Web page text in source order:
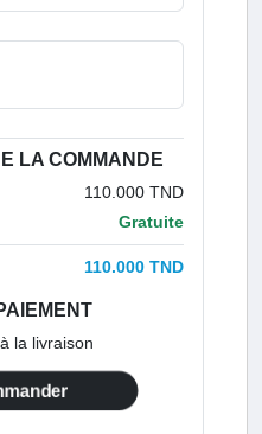
LA COMMANDE
110.000 TND
Gratuite
110.000 TND
la livraison